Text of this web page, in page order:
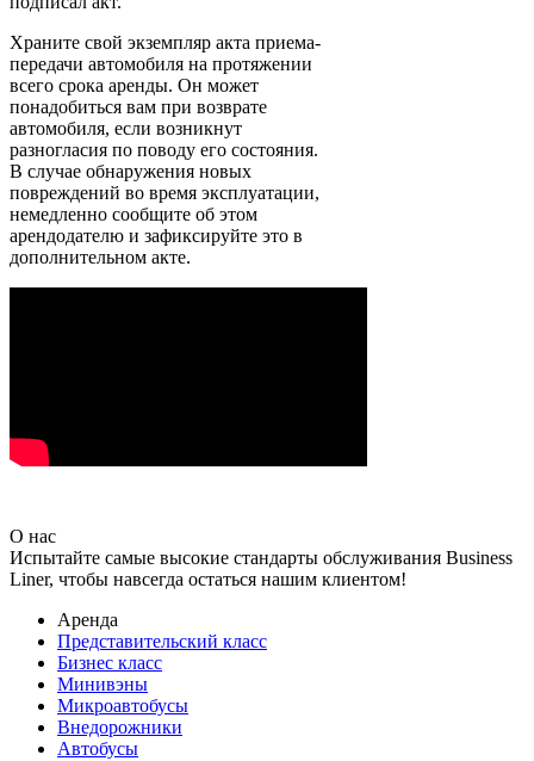
Храните свой экземпляр акта приема-
передачи автомобиля на протяжении
всего срока аренды. Он может
понадобиться вам при возврате
автомобиля, если возникнут
разногласия по поводу его состояния.
В случае обнаружения новых
повреждений во время эксплуатации,
немедленно сообщите об этом
арендодателю и зафиксируйте это в
дополнительном акте.
О нас
Испытайте самые высокие стандарты обслуживания Business
Liner, чтобы навсегда остаться нашим клиентом!
Аренда
Представительский класс
Бизнес класс
Минивэны
Микроавтобусы
Внедорожники
Автобусы